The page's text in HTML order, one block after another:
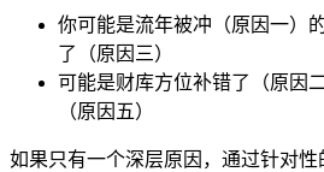
你可能是流年被冲（原因一）
了（原因三）
可能是财库方位补错了（原因
（原因五）
如果只有一个深层原因，通过针对性